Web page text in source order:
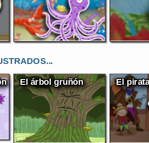
El árbol gruñón El